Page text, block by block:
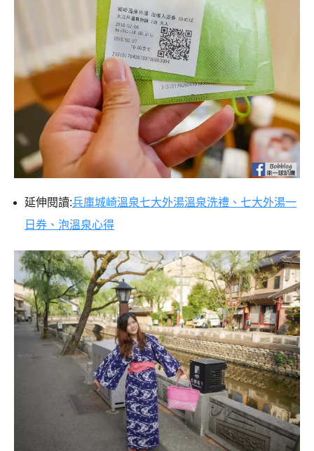
延伸閱讀:兵庫城崎溫泉七大外湯溫泉洗禮、七大外湯一
日券、泡溫泉心得